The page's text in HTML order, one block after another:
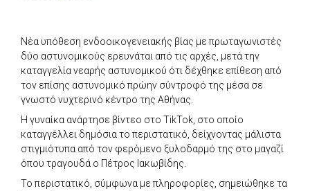
Νέα υπόθεση ενδοοικογενειακής βίας με πρωταγωνιστές
δύο αστυνομικούς ερευνάται από τις αρχές, μετά την
καταγγελία νεαρής αστυνομικού ότι δέχθηκε επίθεση από
τον επίσης αστυνομικό πρώην σύντροφό της μέσα σε
γνωστό νυχτερινό κέντρο της Αθήνας.
Η γυναίκα ανάρτησε βίντεο στο TikTok, στο οποίο
καταγγέλλει δημόσια το περιστατικό, δείχνοντας μάλιστα
στιγμιότυπα από τον φερόμενο ξυλοδαρμό της στο μαγαζί
όπου τραγουδά ο Πέτρος Ιακωβίδης.
Το περιστατικό, σύμφωνα με πληροφορίες, σημειώθηκε τα